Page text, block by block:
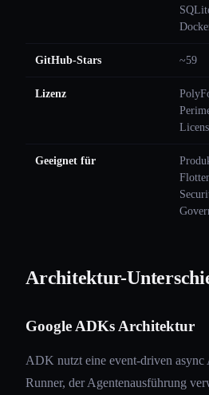
GitHub-Stars ~59
Lizenz
Geeignet für
Architektur-
Google ADKs Architektur
ADK nutzt eine event-driven
Runner, der Agentenausführung